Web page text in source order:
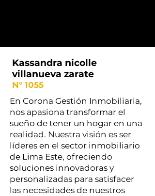
Kassandra nicolle
villanueva zarate
N° 1055
En Corona Gestión Inmobiliaria,
nos apasiona transformar el
sueño de tener un hogar en una
realidad. Nuestra visión es ser
líderes en el sector inmobiliario
de Lima Este, ofreciendo
soluciones innovadoras y
personalizadas para satisfacer
las necesidades de nuestros